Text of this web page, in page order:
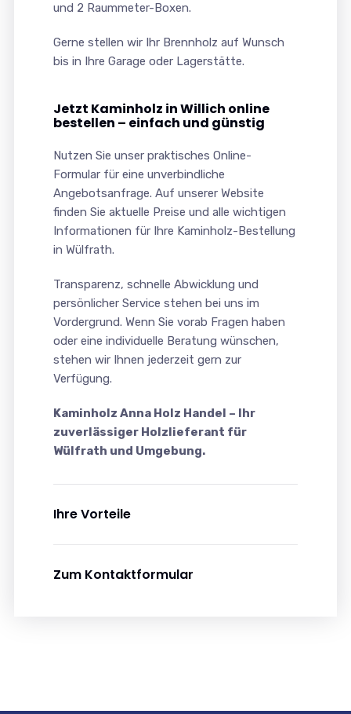
und 2 Raummeter-Boxen.
Gerne stellen wir Ihr Brennholz auf Wunsch
bis in Ihre Garage oder Lagerstätte.
Jetzt Kaminholz in Willich online
bestellen – einfach und günstig
Nutzen Sie unser praktisches Online-
Formular für eine unverbindliche
Angebotsanfrage. Auf unserer Website
finden Sie aktuelle Preise und alle wichtigen
Informationen für Ihre Kaminholz-Bestellung
in Wülfrath.
Transparenz, schnelle Abwicklung und
persönlicher Service stehen bei uns im
Vordergrund. Wenn Sie vorab Fragen haben
oder eine individuelle Beratung wünschen,
stehen wir Ihnen jederzeit gern zur
Verfügung.
Kaminholz Anna Holz Handel – Ihr
zuverlässiger Holzlieferant für
Wülfrath und Umgebung.
Ihre Vorteile
Zum Kontaktformular